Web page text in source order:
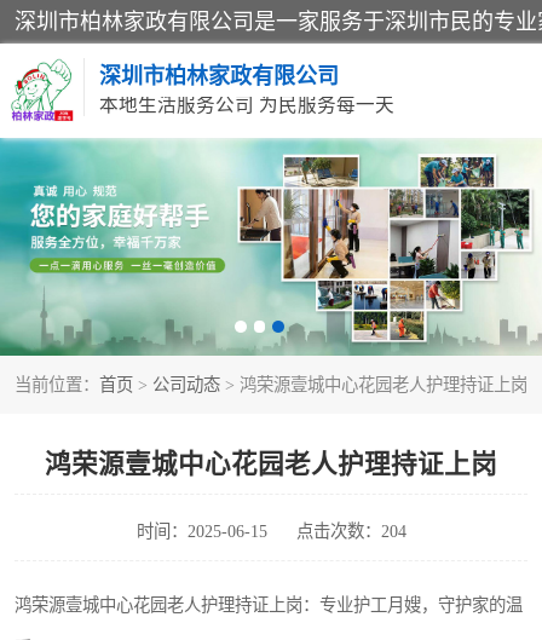
深圳市柏林家政有限公司
本地生活服务公司 为民服务每一天
当前位置： 首页 > 公司动态 > 鸿荣源壹城中心花园老人护理持证上岗
鸿荣源壹城中心花园老人护理持证上岗
时间：2025-06-15 点击次数：204
鸿荣源壹城中心花园老人护理持证上岗：专业护工月嫂，守护家的温
家居保洁
家庭保姆